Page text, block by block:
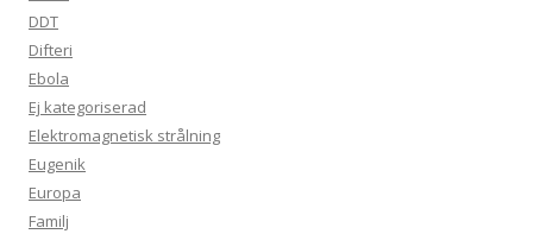
DDT
Difteri
Ebola
Ej kategoriserad
Elektromagnetisk strålning
Eugenik
Europa
Familj